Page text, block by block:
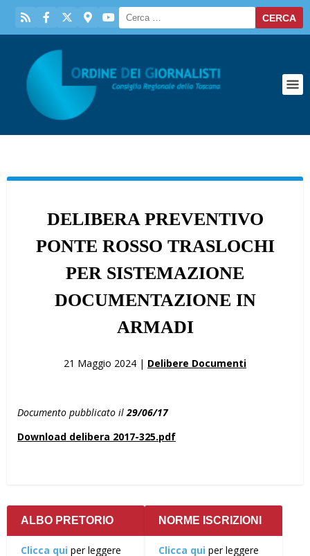
DELIBERA PREVENTIVO
PONTE ROSSO TRASLOCHI
PER SISTEMAZIONE
DOCUMENTAZIONE IN
ARMADI
21 Maggio 2024 | Delibere Documenti
Documento pubblicato il 29/06/17
Download delibera 2017-325.pdf
ALBO PRETORIO
Clicca qui per leggere
NORME ISCRIZIONI
Clicca qui per leggere